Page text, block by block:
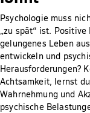
Psychologie muss
„zu spät“ ist.
gelungenes Leben
entwickeln und
Herausforderungen?
Achtsamkeit, lernst
Wahrnehmung und
psychische